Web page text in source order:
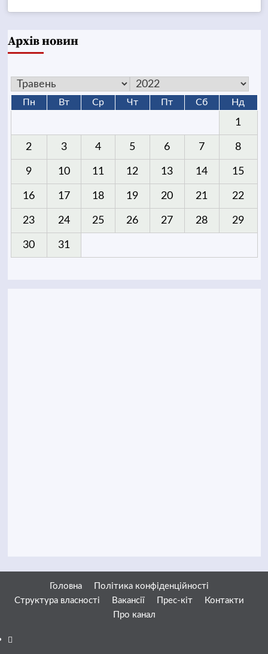
Архів новин
Пн Вт Ср Чт Пт Сб Нд
1
2 3 4 5 6 7 8
9 10 11 12 13 14 15
16 17 18 19 20 21 22
23 24 25 26 27 28 29
30 31
Головна
Політика конфіденційності
Структура власності
Вакансії Прес-кіт
Контакти
Про канал
Facebook